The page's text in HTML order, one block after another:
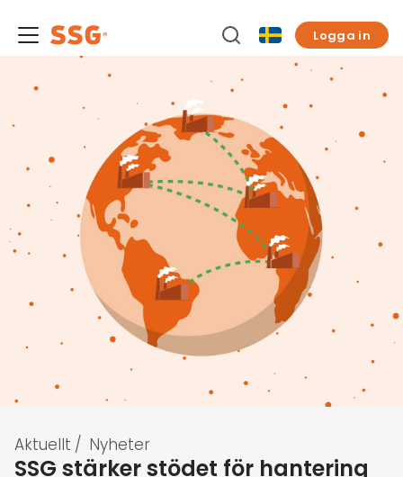
Logga in
Aktuellt / Nyheter
SSG stärker stödet för hantering